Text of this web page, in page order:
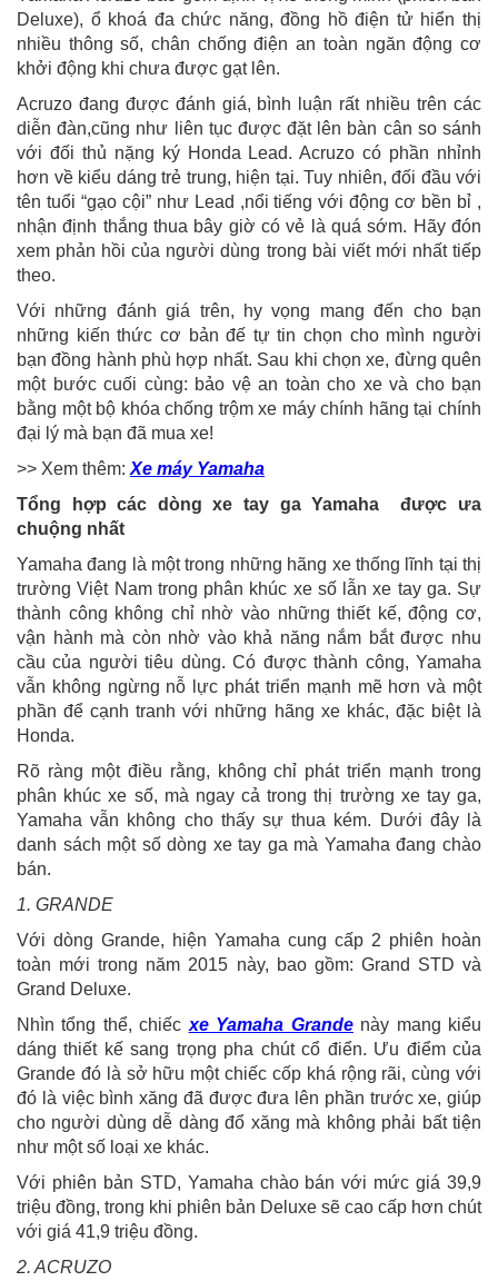
Deluxe), ổ khoá đa chức năng, đồng hồ điện tử hiển thị
nhiều thông số, chân chống điện an toàn ngăn động cơ
khởi động khi chưa được gạt lên.
Acruzo đang được đánh giá, bình luận rất nhiều trên các
diễn đàn,cũng như liên tục được đặt lên bàn cân so sánh
với đối thủ nặng ký Honda Lead. Acruzo có phần nhỉnh
hơn về kiểu dáng trẻ trung, hiện tại. Tuy nhiên, đối đầu với
tên tuổi “gạo cội” như Lead ,nổi tiếng với động cơ bền bỉ ,
nhận định thắng thua bây giờ có vẻ là quá sớm. Hãy đón
xem phản hồi của người dùng trong bài viết mới nhất tiếp
theo.
Với những đánh giá trên, hy vọng mang đến cho bạn
những kiến thức cơ bản đế tự tin chọn cho mình người
bạn đồng hành phù hợp nhất. Sau khi chọn xe, đừng quên
một bước cuối cùng: bảo vệ an toàn cho xe và cho bạn
bằng một bộ khóa chống trộm xe máy chính hãng tại chính
đại lý mà bạn đã mua xe!
>> Xem thêm: Xe máy Yamaha
Tổng hợp các dòng xe tay ga Yamaha được ưa
chuộng nhất
Yamaha đang là một trong những hãng xe thống lĩnh tại thị
trường Việt Nam trong phân khúc xe số lẫn xe tay ga. Sự
thành công không chỉ nhờ vào những thiết kế, động cơ,
vận hành mà còn nhờ vào khả năng nắm bắt được nhu
cầu của người tiêu dùng. Có được thành công, Yamaha
vẫn không ngừng nỗ lực phát triển mạnh mẽ hơn và một
phần để cạnh tranh với những hãng xe khác, đặc biệt là
Honda.
Rõ ràng một điều rằng, không chỉ phát triển mạnh trong
phân khúc xe số, mà ngay cả trong thị trường xe tay ga,
Yamaha vẫn không cho thấy sự thua kém. Dưới đây là
danh sách một số dòng xe tay ga mà Yamaha đang chào
bán.
1. GRANDE
Với dòng Grande, hiện Yamaha cung cấp 2 phiên hoàn
toàn mới trong năm 2015 này, bao gồm: Grand STD và
Grand Deluxe.
Nhìn tổng thể, chiếc xe Yamaha Grandenày mang kiểu
dáng thiết kế sang trọng pha chút cổ điển. Ưu điểm của
Grande đó là sở hữu một chiếc cốp khá rộng rãi, cùng với
đó là việc bình xăng đã được đưa lên phần trước xe, giúp
cho người dùng dễ dàng đổ xăng mà không phải bất tiện
như một số loại xe khác.
Với phiên bản STD, Yamaha chào bán với mức giá 39,9
triệu đồng, trong khi phiên bản Deluxe sẽ cao cấp hơn chút
với giá 41,9 triệu đồng.
2. ACRUZO